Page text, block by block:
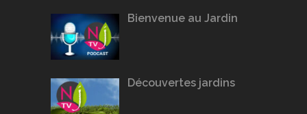
Bienvenue au Jardin
Découvertes jardins